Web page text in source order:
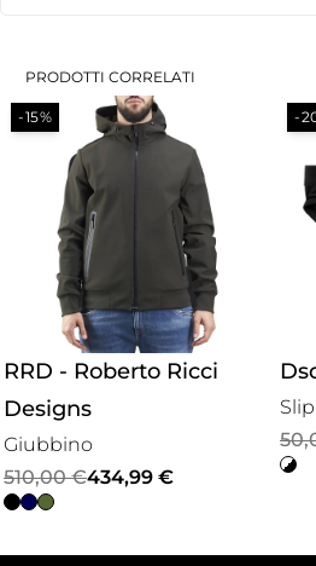
PRODOTTI CORRELATI
-15%
RRD - Roberto Ricci
Designs
Giubbino
510,00€
Il
prezzo
434,99 €
Il
prezzo
-
Slip
Il
Il